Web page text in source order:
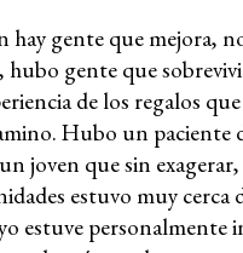
hay gente que mejora,
gente que
de los regalos
Hubo un paciente
joven que sin
estuvo muy cerca
estuve personalmente